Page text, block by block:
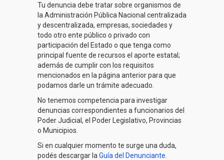
Tu denuncia debe tratar sobre organismos de
la Administración Pública Nacional centralizada
y descentralizada, empresas, sociedades y
todo otro ente público o privado con
participación del Estado o que tenga como
principal fuente de recursos el aporte estatal;
además de cumplir con los requisitos
mencionados en la página anterior para que
podamos darle un trámite adecuado.
No tenemos competencia para investigar
denuncias correspondientes a funcionarios del
Poder Judicial, el Poder Legislativo, Provincias
o Municipios.
Si en cualquier momento te surge una duda,
podés descargar la Guía del Denunciante